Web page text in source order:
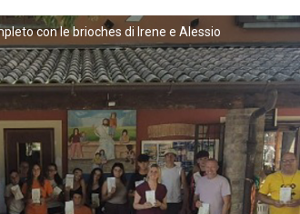
con le brioches di Irene e Alessio